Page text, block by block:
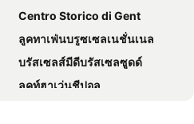
Centro Storico di Gent
ลูคทาเฟ่นบรูซเซลเนชั่นเนล
บรัสเซลส์มีดีบรัสเซลซูดด์
ลูคท์ฮาเว่นชีปอล